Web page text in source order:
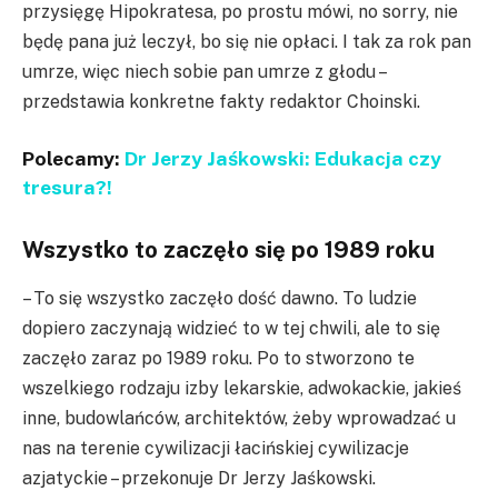
przysięgę Hipokratesa, po prostu mówi, no sorry, nie
będę pana już leczył, bo się nie opłaci. I tak za rok pan
umrze, więc niech sobie pan umrze z głodu –
przedstawia konkretne fakty redaktor Choinski.
Polecamy: Dr Jerzy Jaśkowski: Edukacja czy
tresura?!
Wszystko to zaczęło się po 1989 roku
– To się wszystko zaczęło dość dawno. To ludzie
dopiero zaczynają widzieć to w tej chwili, ale to się
zaczęło zaraz po 1989 roku. Po to stworzono te
wszelkiego rodzaju izby lekarskie, adwokackie, jakieś
inne, budowlańców, architektów, żeby wprowadzać u
nas na terenie cywilizacji łacińskiej cywilizacje
azjatyckie – przekonuje Dr Jerzy Jaśkowski.